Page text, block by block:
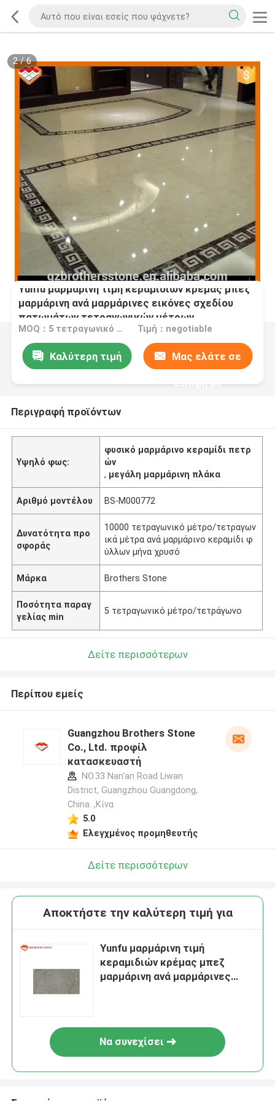
2/6
Yunfu μαρμάρινη τιμή κεραμιδιών κρέμας μπεζ
μαρμάρινη ανά μαρμάρινες εικόνες σχεδίου
πατωμάτων τετραγωνικών μέτρων
MOQ：5 τετραγωνικό μέτρο/τετράγωνο Τιμή：negotiable
Καλύτερη τιμή Μας ελάτε σε
επαφή με
Περιγραφή προϊόντων
Υψηλό φως:
φυσικό μαρμάρινο κεραμίδι πετρ
ών
, μεγάλη μαρμάρινη πλάκα
Αριθμό μοντέλου BS-M000772
Δυνατότητα προ
σφοράς
10000 τετραγωνικό μέτρο/τετραγων
ικά μέτρα ανά μαρμάρινο κεραμίδι φ
ύλλων μήνα χρυσό
Μάρκα Brothers Stone
Ποσότητα παραγ
γελίας min
5 τετραγωνικό μέτρο/τετράγωνο
Δείτε περισσότερων
Περίπου εμείς
Guangzhou Brothers Stone
Co., Ltd. προφίλ
κατασκευαστή
NO.33 Nan'an Road Liwan
District, Guangzhou Guangdong,
China. ,Κίνα
5.0
Ελεγχμένος προμηθευτής
Δείτε περισσότερων
Αποκτήστε την καλύτερη τιμή για
Yunfu μαρμάρινη τιμή
κεραμιδιών κρέμας μπεζ
μαρμάρινη ανά μαρμάρινες
Να συνεχίσει